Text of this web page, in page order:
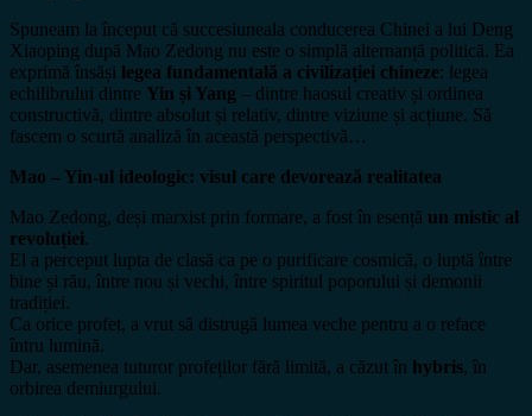
Spuneam la început că succesiuneala conducerea Chinei a lui Deng
Xiaoping după Mao Zedong nu este o simplă alternanță politică. Ea
exprimă însăși legea fundamentală a civilizației chineze: legea
echilibrului dintre Yin și Yang – dintre haosul creativ și ordinea
constructivă, dintre absolut și relativ, dintre viziune și acțiune. Să
fascem o scurtă analiză în această perspectivă…
Mao – Yin-ul ideologic: visul care devorează realitatea
Mao Zedong, deși marxist prin formare, a fost în esență un mistic al
revoluției.
El a perceput lupta de clasă ca pe o purificare cosmică, o luptă între
bine și rău, între nou și vechi, între spiritul poporului și demonii
tradiției.
Ca orice profet, a vrut să distrugă lumea veche pentru a o reface
întru lumină.
Dar, asemenea tuturor profeților fără limită, a căzut în hybris, în
orbirea demiurgului.